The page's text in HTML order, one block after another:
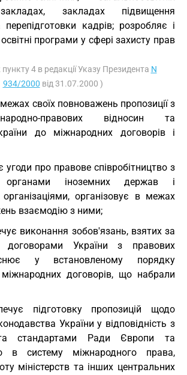
закладах підвищення
перепідготовки кадрів; розробляє і
програми у сфері захисту прав
4 в редакції Указу Президента N
934/2000 від 31.07.2000 )
своїх повноважень пропозиції з
правових відносин та
до міжнародних договорів і
угоди про правове співробітництво з
органами іноземних держав і
організовує в межах
взаємодію з ними;
виконання зобов'язань, взятих за
договорами України з правових
у встановленому порядку
міжнародних договорів, що набрали
підготовку пропозицій щодо
України у відповідність з
стандартами Ради Європи та
в систему міжнародного права,
міністерств та інших центральних